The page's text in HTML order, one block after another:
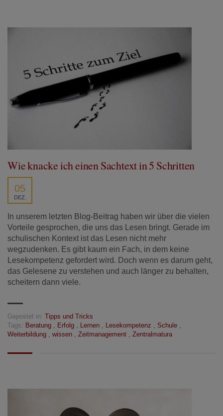
Wie knacke ich einen Sachtext in 5 Schritten
05
DEZ.
In unserem letzten Blog-Beitrag haben wir über die vielen
Vorteile gesprochen, die uns das Lesen bringt. Gerade im
schulischen Kontext ist das Lesen nicht mehr
wegzudenken. Es gibt kaum ein Fach, in dem keine
Lesekompetenz gefordert wird. Doch wenn es darum geht,
das Gelesene zu verstehen und auch länger zu behalten,
scheitern dann viele.
Gepostet in: Tipps und Tricks
Tags: Beratung , Erfolg , Lernen , Lesekompetenz , Schule ,
Weiterbildung , wissen , Zeitmanagement , Zentralmatura